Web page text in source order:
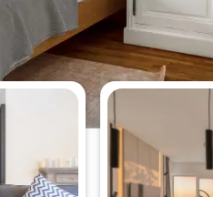
3 chambres les
semaine.